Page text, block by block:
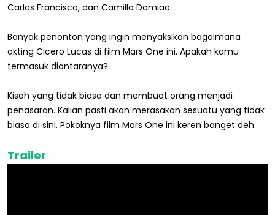
Carlos Francisco, dan Camilla Damiao.
Banyak penonton yang ingin menyaksikan bagaimana
akting Cicero Lucas di film Mars One ini. Apakah kamu
termasuk diantaranya?
Kisah yang tidak biasa dan membuat orang menjadi
penasaran. Kalian pasti akan merasakan sesuatu yang tidak
biasa di sini. Pokoknya film Mars One ini keren banget deh.
Trailer